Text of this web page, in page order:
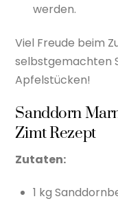
werden.
Viel Freude beim
selbstgemachten
Apfelstücken!
Sanddorn
Zimt Rezept
Zutaten:
1 kg